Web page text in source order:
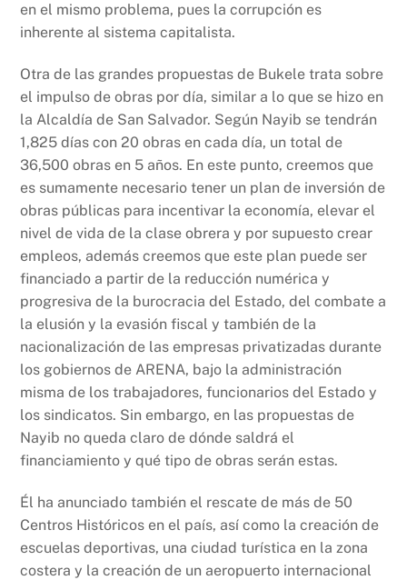
en el mismo problema, pues la corrupción es
inherente al sistema capitalista.
Otra de las grandes propuestas de Bukele trata sobre
el impulso de obras por día, similar a lo que se hizo en
la Alcaldía de San Salvador. Según Nayib se tendrán
1,825 días con 20 obras en cada día, un total de
36,500 obras en 5 años. En este punto, creemos que
es sumamente necesario tener un plan de inversión de
obras públicas para incentivar la economía, elevar el
nivel de vida de la clase obrera y por supuesto crear
empleos, además creemos que este plan puede ser
financiado a partir de la reducción numérica y
progresiva de la burocracia del Estado, del combate a
la elusión y la evasión fiscal y también de la
nacionalización de las empresas privatizadas durante
los gobiernos de ARENA, bajo la administración
misma de los trabajadores, funcionarios del Estado y
los sindicatos. Sin embargo, en las propuestas de
Nayib no queda claro de dónde saldrá el
financiamiento y qué tipo de obras serán estas.
Él ha anunciado también el rescate de más de 50
Centros Históricos en el país, así como la creación de
escuelas deportivas, una ciudad turística en la zona
costera y la creación de un aeropuerto internacional